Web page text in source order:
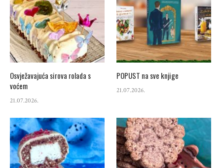
Osvježavajuća sirova rolada s
voćem
21.07.2026.
POPUST na sve knjige
21.07.2026.